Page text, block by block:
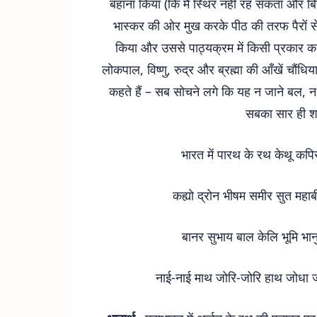
भास्कर की ओर मुख करके पीठ की तरफ पैरों
किया और उससे पाठ्यक्रम में किसी
लोकपाल, विष्णु, रुद्र और ब्रह्मा की आँखें
कहते हैं – सब सोचने लगे कि यह न जाने बल, न
सबका सार ही
भारत में पारथ के रथ केथू
कह्यो द्रोन भीषम समीर सुत
बानर सुभाय बाल केलि भूमि
नाई-नाई माथ जोरि-जोरि हाथ